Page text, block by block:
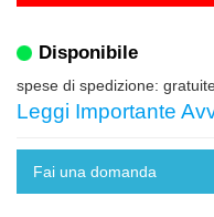
Disponibile
spese di spedizione:
Leggi Importante
Fai una domanda